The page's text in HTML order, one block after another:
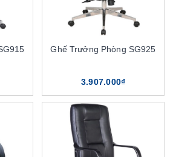
Ghế Trưởng Phòng SG925
3.907.000₫